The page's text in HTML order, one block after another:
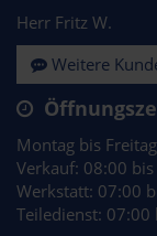
Herr Fritz W.
Weitere
Montag bis
Verkauf: 08:00
Werkstatt: 07:00
Teiledienst: